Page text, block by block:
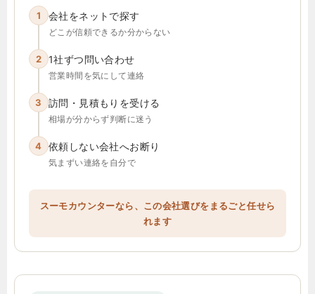
1 会社をネットで探す
どこが信頼できるか分からない
2 1社ずつ問い合わせ
営業時間を気にして連絡
3 訪問・見積もりを受ける
相場が分からず判断に迷う
4 依頼しない会社へお断り
気まずい連絡を自分で
スーモカウンターなら、この会社選びをまるごと任せら
れます